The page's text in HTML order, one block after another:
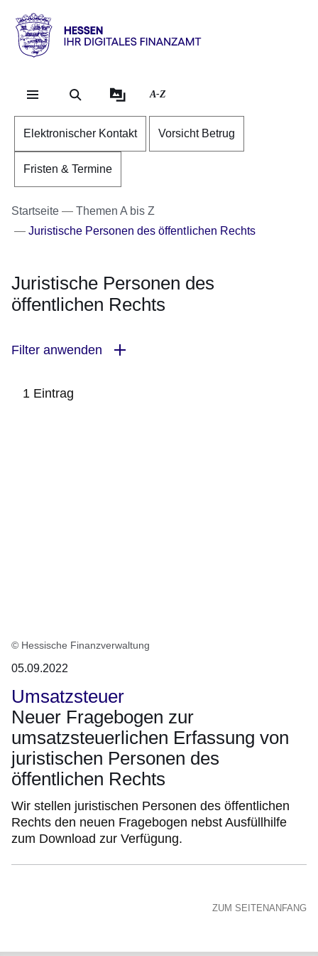
Direkt zum Kopf der
Direkt zum Inhalt
Direkt zum Fuß der
Hessen
Ihr
Finanzamt
A-Z
Elektronischer Kontakt Vorsicht Betrug
Fristen & Termine
Startseite
Themen A bis Z
Juristische Personen des öffentlichen Rechts
Juristische Personen des
öffentlichen Rechts
Filter anwenden
1 Eintrag
© Hessische Finanzverwaltung
05.09.2022
Umsatzsteuer
Neuer Fragebogen zur
umsatzsteuerlichen Erfassung von
juristischen Personen des
öffentlichen Rechts
Wir stellen juristischen Personen des öffentlichen
Rechts den neuen Fragebogen nebst Ausfüllhilfe
zum Download zur Verfügung.
ZUM SEITENANFANG